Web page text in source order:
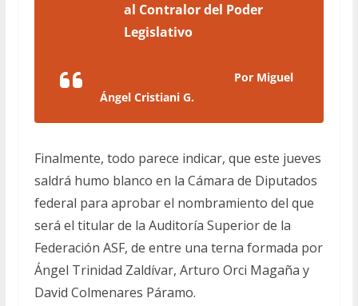
al Contralor del Poder
Legislativo
Por Miguel
Ángel Cristiani G.
Finalmente, todo parece indicar, que este jueves
saldrá humo blanco en la Cámara de Diputados
federal para aprobar el nombramiento del que
será el titular de la Auditoría Superior de la
Federación ASF, de entre una terna formada por
Ángel Trinidad Zaldívar, Arturo Orci Magaña y
David Colmenares Páramo.